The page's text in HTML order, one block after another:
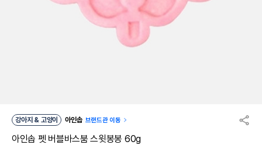
강아지 & 고양이 아인솝 브랜드관 이동
아인솝 펫 버블바스붐 스윗봉봉 60g